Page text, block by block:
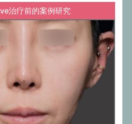
治疗前的案例研究